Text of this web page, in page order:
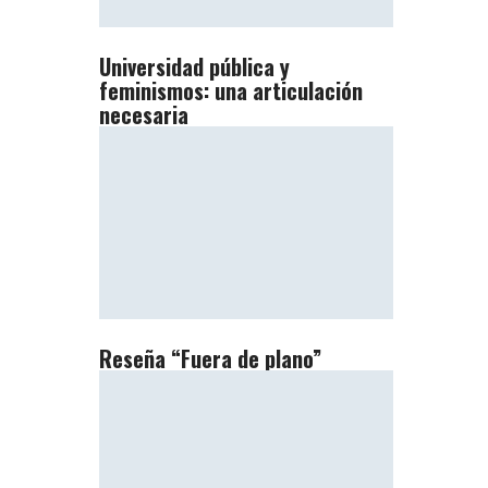
Universidad pública y
feminismos: una articulación
necesaria
Reseña “Fuera de plano”